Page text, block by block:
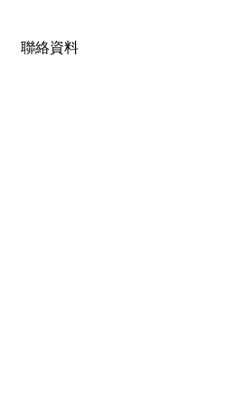
​聯絡資料